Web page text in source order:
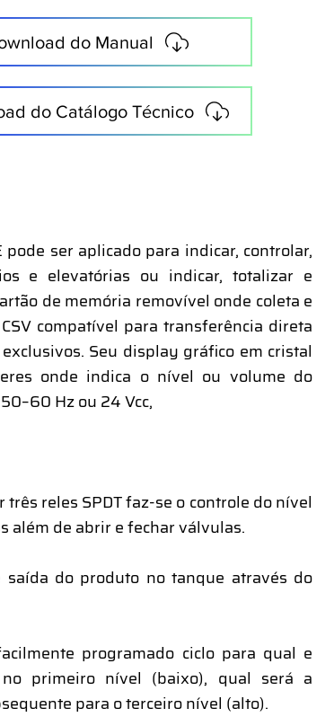
do Manual
do Catálogo Técnico
ser aplicado para indicar, controlar,
e elevatórias ou indicar, totalizar e
de memória removível onde coleta e
compatível para transferência direta
Seu display gráfico em cristal
onde indica o nível ou volume do
Hz ou 24 Vcc,
reles SPDT faz-se o controle do nível
além de abrir e fechar válvulas.
saída do produto no tanque através do
programado ciclo para qual e
primeiro nível (baixo), qual será a
para o terceiro nível (alto).